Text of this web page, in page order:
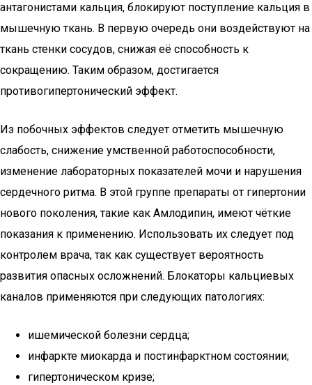
антагонистами кальция, блокируют поступление кальция в
мышечную ткань. В первую очередь они воздействуют на
ткань стенки сосудов, снижая её способность к
сокращению. Таким образом, достигается
противогипертонический эффект.
Из побочных эффектов следует отметить мышечную
слабость, снижение умственной работоспособности,
изменение лабораторных показателей мочи и нарушения
сердечного ритма. В этой группе препараты от гипертонии
нового поколения, такие как Амлодипин, имеют чёткие
показания к применению. Использовать их следует под
контролем врача, так как существует вероятность
развития опасных осложнений. Блокаторы кальциевых
каналов применяются при следующих патологиях:
ишемической болезни сердца;
инфаркте миокарда и постинфарктном состоянии;
гипертоническом кризе;